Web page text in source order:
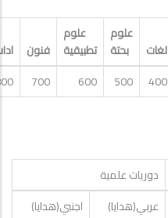
لغات
علوم
بحتة
علوم
تطبيقية
فنون
400
500
600
700
دوريات علمية
عربي(هدايا)
اجنبي(هدايا)